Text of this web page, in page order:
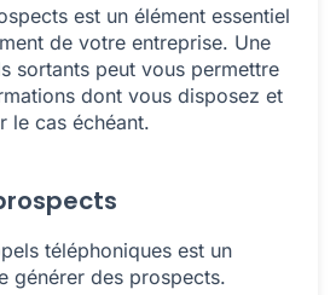
est un élément essentiel
de votre entreprise. Une
sortants peut vous permettre
dont vous disposez et
le cas échéant.
téléphoniques est un
générer des prospects.